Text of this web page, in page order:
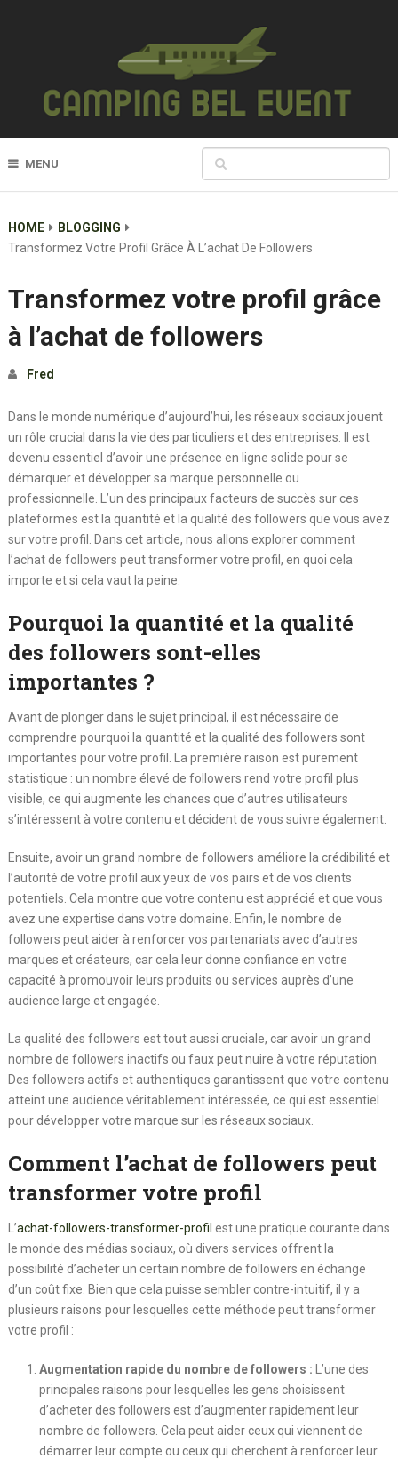
MENU
HOME
BLOGGING
Transformez Votre Profil Grâce À L’achat De Followers
Transformez votre profil grâce
à l’achat de followers
Fred
Dans le monde numérique d’aujourd’hui, les réseaux sociaux jouent
un rôle crucial dans la vie des particuliers et des entreprises. Il est
devenu essentiel d’avoir une présence en ligne solide pour se
démarquer et développer sa marque personnelle ou
professionnelle. L’un des principaux facteurs de succès sur ces
plateformes est la quantité et la qualité des followers que vous avez
sur votre profil. Dans cet article, nous allons explorer comment
l’achat de followers peut transformer votre profil, en quoi cela
importe et si cela vaut la peine.
Pourquoi la quantité et la qualité
des followers sont-elles
importantes ?
Avant de plonger dans le sujet principal, il est nécessaire de
comprendre pourquoi la quantité et la qualité des followers sont
importantes pour votre profil. La première raison est purement
statistique : un nombre élevé de followers rend votre profil plus
visible, ce qui augmente les chances que d’autres utilisateurs
s’intéressent à votre contenu et décident de vous suivre également.
Ensuite, avoir un grand nombre de followers améliore la crédibilité et
l’autorité de votre profil aux yeux de vos pairs et de vos clients
potentiels. Cela montre que votre contenu est apprécié et que vous
avez une expertise dans votre domaine. Enfin, le nombre de
followers peut aider à renforcer vos partenariats avec d’autres
marques et créateurs, car cela leur donne confiance en votre
capacité à promouvoir leurs produits ou services auprès d’une
audience large et engagée.
La qualité des followers est tout aussi cruciale, car avoir un grand
nombre de followers inactifs ou faux peut nuire à votre réputation.
Des followers actifs et authentiques garantissent que votre contenu
atteint une audience véritablement intéressée, ce qui est essentiel
pour développer votre marque sur les réseaux sociaux.
Comment l’achat de followers peut
transformer votre profil
L’achat-followers-transformer-profil est une pratique courante dans
le monde des médias sociaux, où divers services offrent la
possibilité d’acheter un certain nombre de followers en échange
d’un coût fixe. Bien que cela puisse sembler contre-intuitif, il y a
plusieurs raisons pour lesquelles cette méthode peut transformer
votre profil :
Augmentation rapide du nombre de followers : L’une des
principales raisons pour lesquelles les gens choisissent
d’acheter des followers est d’augmenter rapidement leur
nombre de followers. Cela peut aider ceux qui viennent de
démarrer leur compte ou ceux qui cherchent à renforcer leur